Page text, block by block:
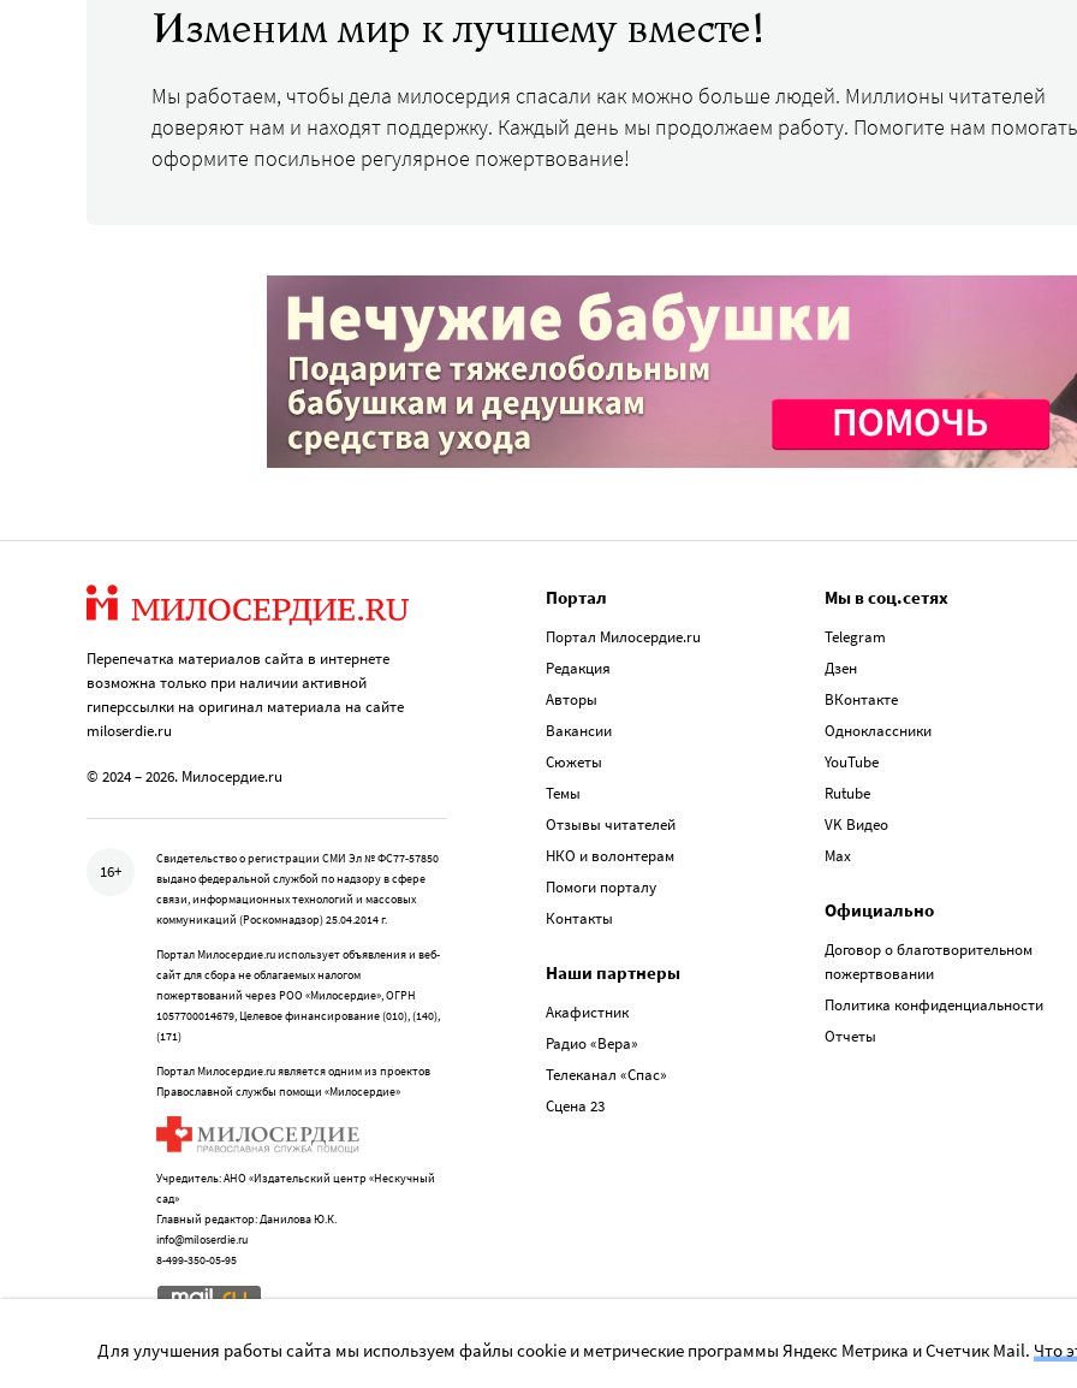
Изменим мир к лучшему вместе!
Мы работаем, чтобы дела милосердия спасали как можно больше людей. Миллионы читателей
доверяют нам и находят поддержку. Каждый день мы продолжаем работу. Помогите нам
оформите посильное регулярное пожертвование!
Перепечатка материалов сайта в интернете
возможна только при наличии активной
гиперссылки на оригинал материала на сайте
miloserdie.ru
© 2024 – 2026. Милосердие.ru
16+
Свидетельство о регистрации СМИ Эл № ФС77-57850
выдано федеральной службой по надзору в сфере
связи, информационных технологий и массовых
коммуникаций (Роскомнадзор) 25.04.2014 г.
Портал Милосердие.ru использует объявления и веб-
сайт для сбора не облагаемых налогом
пожертвований через РОО «Милосердие», ОГРН
1057700014679, Целевое финансирование (010), (140),
(171)
Портал Милосердие.ru является одним из проектов
Православной службы помощи «Милосердие»
Учредитель: АНО «Издательский центр «Нескучный
сад»
Главный редактор: Данилова Ю.К.
info@miloserdie.ru
8-499-350-05-95
Портал
Портал Милосердие.ru
Редакция
Авторы
Вакансии
Сюжеты
Темы
Отзывы читателей
НКО и волонтерам
Помоги порталу
Контакты
Наши партнеры
Акафистник
Радио «Вера»
Телеканал «Спас»
Сцена 23
Мы в соц.сетях
Telegram
Дзен
ВКонтакте
Одноклассники
YouTube
Rutube
VK Видео
Max
Официально
Договор о благотворительном
пожертвовании
Политика конфиденциальности
Отчеты
Для улучшения работы сайта мы используем файлы cookie и метрические программы Яндекс Метрика и Счетчик Mail.Что